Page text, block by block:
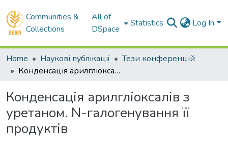
Communities &
Collections
All of
DSpace
Statistics Log In
Home Наукові публікації
Тези конференцій
Конденсація арилгліоксалів з уретаном. N-галогенування її продуктів
Конденсація арилгліоксалів з
уретаном. N-галогенування її
продуктів